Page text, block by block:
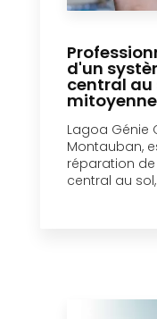
d'un
central au
mitoyenne
Lagoa Génie
Montauban,
réparation
central au